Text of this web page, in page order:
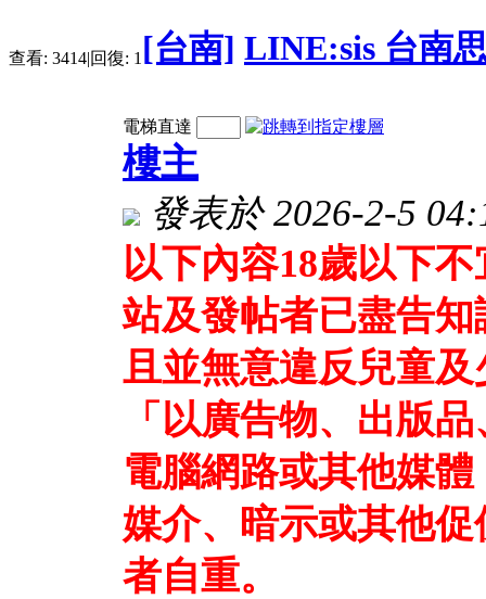
查看: 3414|回復: 1 [台南] LINE:sis 台南
電梯直達
樓主
發表於 2026-2-5
以下內容18歲以下
站及發帖者已盡告
且並無意違反兒童
「以廣告物、出版
電腦網路或其他媒
媒介、暗示或其他
者自重。